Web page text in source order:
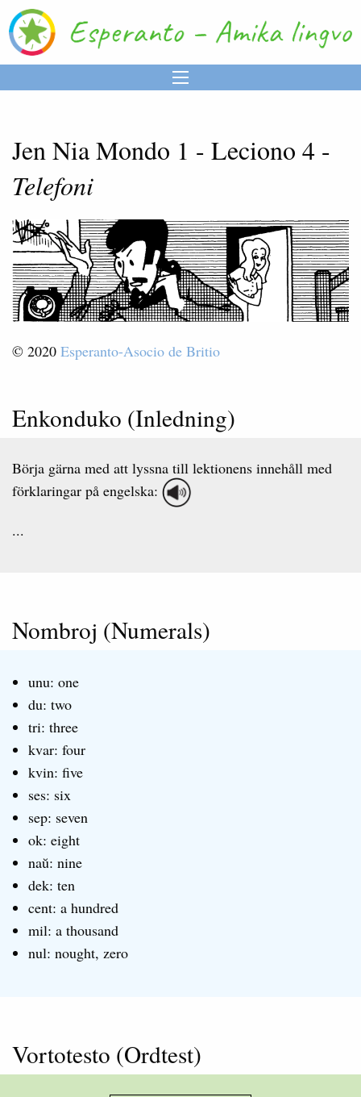
Jen Nia Mondo 1 - Leciono 4 -
Telefoni
© 2020 Esperanto-Asocio de Britio
Enkonduko (Inledning)
Börja gärna med att lyssna till lektionens innehåll med
förklaringar på engelska:
...
Nombroj (Numerals)
unu: one
du: two
tri: three
kvar: four
kvin: five
ses: six
sep: seven
ok: eight
naŭ: nine
dek: ten
cent: a hundred
mil: a thousand
nul: nought, zero
Vortotesto (Ordtest)